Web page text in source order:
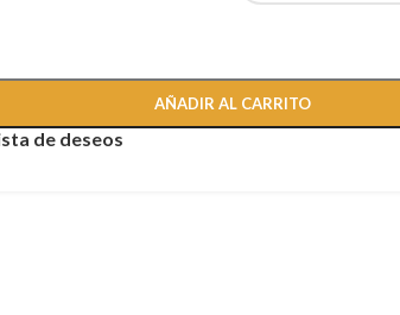
AÑADIR AL CARRITO
de deseos